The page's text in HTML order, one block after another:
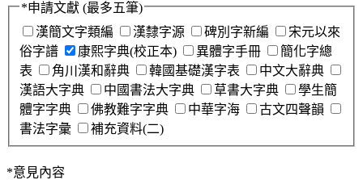
*申請文獻 (最多五筆)
漢簡文字類編
漢隸字源 碑別字新編
宋元以來
俗字譜
康熙字典(校正本) 異體字手冊
簡化字總
表
角川漢和辭典 韓國基礎漢字表
中文大辭典
漢語大字典
中國書法大字典 草書大字典
學生簡
體字字典
佛教難字字典 中華字海
古文四聲韻
書法字彙
補充資料(二)
*意見內容